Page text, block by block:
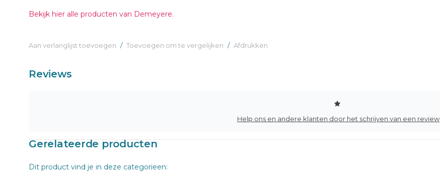
Bekijk hier alle producten van Demeyere.
Aan verlanglijst toevoegen / Toevoegen om te vergelijken / Afdrukken
Reviews
Help ons en andere klanten door het schrijven van een review
Gerelateerde producten
Dit product vind je in deze categorieen: